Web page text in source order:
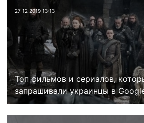
27⋅12⋅2019 13:13
Топ фильмов и сериалов,
запрашивали украинцы в